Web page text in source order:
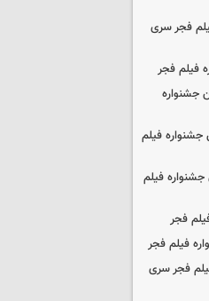
فجر سری
فیلم فجر
جشنواره
فیلم
فیلم
فجر
فیلم فجر
فجر سری